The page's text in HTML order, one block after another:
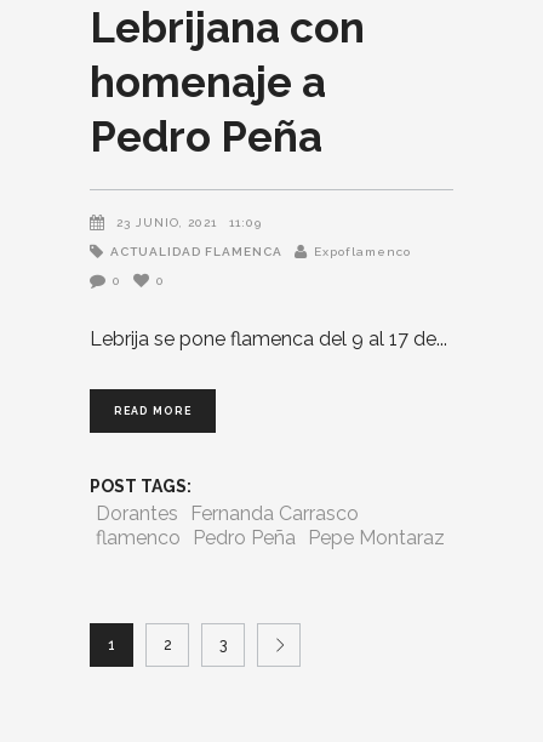
Lebrijana con
homenaje a
Pedro Peña
23 JUNIO, 2021 11:09
ACTUALIDAD FLAMENCA Expoflamenco
0 0
Lebrija se pone flamenca del 9 al 17 de
READ MORE
POST TAGS:
Dorantes
Fernanda Carrasco
flamenco
Pedro Peña Pepe Montaraz
1 2 3